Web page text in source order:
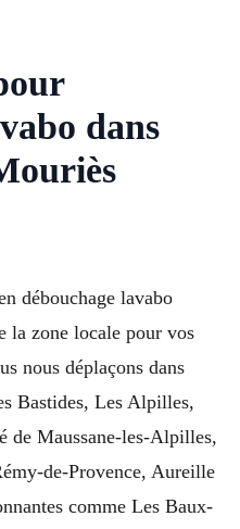
dans
débouchage lavabo
la zone locale pour vos
nous déplaçons dans
Bastides, Les Alpilles,
de Maussane-les-Alpilles,
de-Provence, Aureille
comme Les Baux-